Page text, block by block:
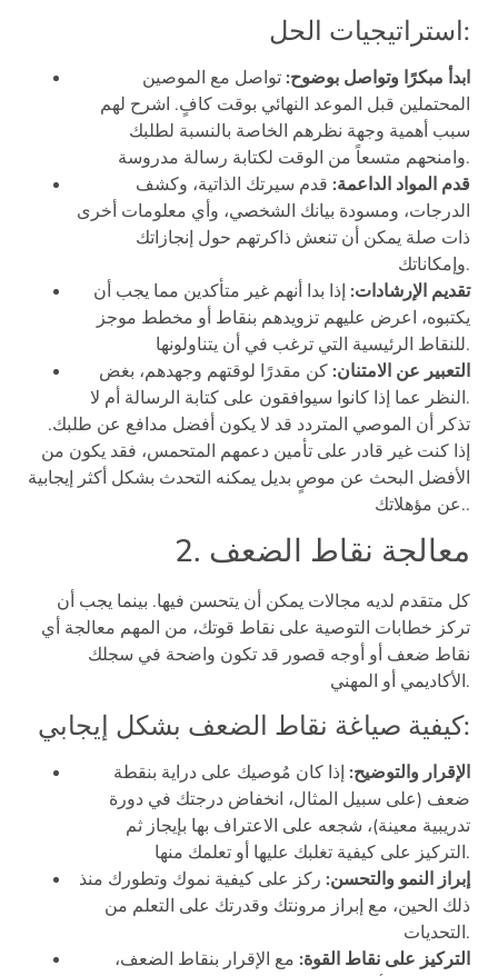
استراتيجيات الحل:
ابدأ مبكرًا وتواصل بوضوح:تواصل مع الموصين
المحتملين قبل الموعد النهائي بوقت كافٍ. اشرح لهم
سبب أهمية وجهة نظرهم الخاصة بالنسبة لطلبك
وامنحهم متسعاً من الوقت لكتابة رسالة مدروسة.
قدم المواد الداعمة: قدم سيرتك الذاتية، وكشف
الدرجات، ومسودة بيانك الشخصي، وأي معلومات أخرى
ذات صلة يمكن أن تنعش ذاكرتهم حول إنجازاتك
وإمكاناتك.
تقديم الإرشادات:إذا بدا أنهم غير متأكدين مما يجب أن
يكتبوه، اعرض عليهم تزويدهم بنقاط أو مخطط موجز
للنقاط الرئيسية التي ترغب في أن يتناولونها.
التعبير عن الامتنان:كن مقدرًا لوقتهم وجهدهم، بغض
النظر عما إذا كانوا سيوافقون على كتابة الرسالة أم لا.
تذكر أن الموصي المتردد قد لا يكون أفضل مدافع عن طلبك.
إذا كنت غير قادر على تأمين دعمهم المتحمس، فقد يكون من
الأفضل البحث عن موصٍ بديل يمكنه التحدث بشكل أكثر إيجابية
عن مؤهلاتك..
2. معالجة نقاط الضعف
كل متقدم لديه مجالات يمكن أن يتحسن فيها. بينما يجب أن
تركز خطابات التوصية على نقاط قوتك، من المهم معالجة أي
نقاط ضعف أو أوجه قصور قد تكون واضحة في سجلك
الأكاديمي أو المهني.
كيفية صياغة نقاط الضعف بشكل إيجابي:
الإقرار والتوضيح:إذا كان مُوصيك على دراية بنقطة
ضعف (على سبيل المثال، انخفاض درجتك في دورة
تدريبية معينة)، شجعه على الاعتراف بها بإيجاز ثم
التركيز على كيفية تغلبك عليها أو تعلمك منها.
إبراز النمو والتحسن: ركز على كيفية نموك وتطورك منذ
ذلك الحين، مع إبراز مرونتك وقدرتك على التعلم من
التحديات.
التركيز على نقاط القوة: مع الإقرار بنقاط الضعف،